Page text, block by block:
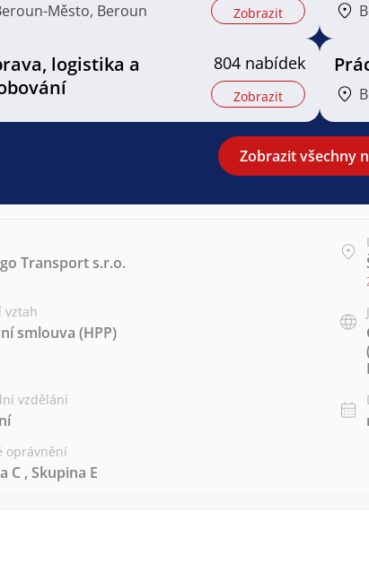
Město, Beroun Zobrazit
logistika a
804 nabídek
Zobrazit
Zobrazit všechny
Transport s.r.o.
vztah
smlouva (HPP)
vzdělání
oprávnění
C , Skupina E